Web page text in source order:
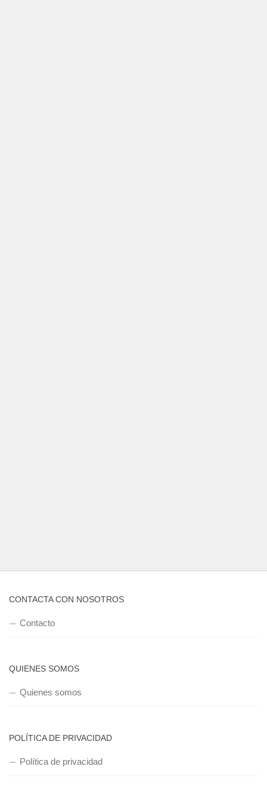
CONTACTA CON NOSOTROS
Contacto
QUIENES SOMOS
Quienes somos
POLÍTICA DE PRIVACIDAD
Política de privacidad